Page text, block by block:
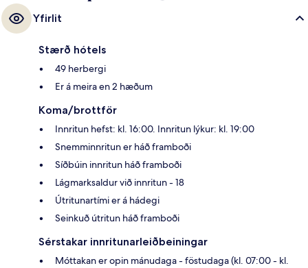
Yfirlit
Stærð hótels
49 herbergi
Er á meira en 2 hæðum
Koma/brottför
Innritun hefst: kl. 16:00. Innritun lýkur: kl. 19:00
Snemminnritun er háð framboði
Síðbúin innritun háð framboði
Lágmarksaldur við innritun - 18
Útritunartími er á hádegi
Seinkuð útritun háð framboði
Sérstakar innritunarleiðbeiningar
Móttakan er opin mánudaga - föstudaga (kl. 07:00 - kl.